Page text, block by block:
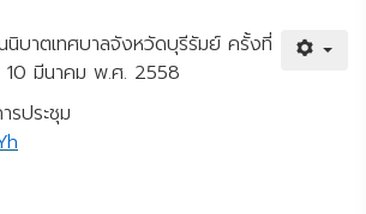
นิบาตเทศบาลจังหวัดบุรีรัมย์ ครั้งที่
มีนาคม พ.ศ. 2558
รประชุม